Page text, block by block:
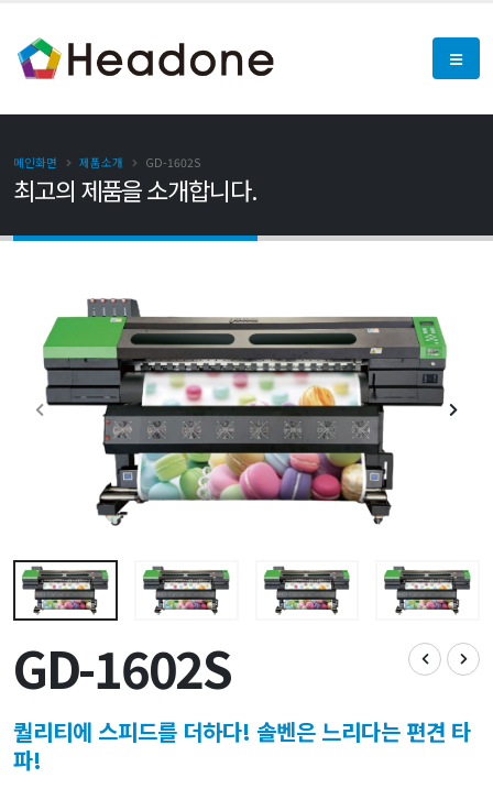
최고의 제품을 소개합니다.
메인화면 제품소개 GD-1602S
GD-1602S
퀄리티에 스피드를 더하다! 솔벤은 느리다는 편견 타
파!